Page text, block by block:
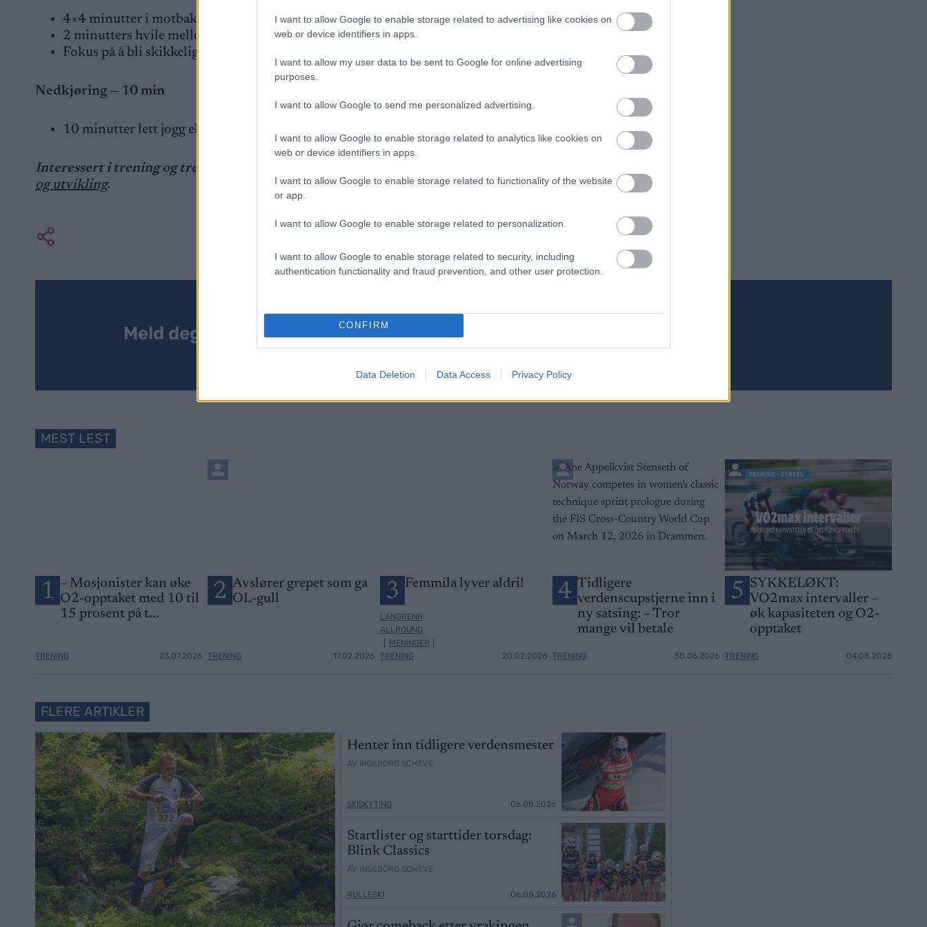
I want to allow Google to enable storage related to advertising like cookies on
web or device identifiers in apps.
I want to allow my user data to be sent to Google for online advertising
purposes.
I want to allow Google to send me personalized advertising.
I want to allow Google to enable storage related to analytics like cookies on
web or device identifiers in apps.
I want to allow Google to enable storage related to functionality of the website
or app.
I want to allow Google to enable storage related to personalization.
I want to allow Google to enable storage related to security, including
authentication functionality and fraud prevention, and other user protection.
CONFIRM
Data Deletion Data Access Privacy Policy
4×4 minutter i motbakke
2 minutters hvile mellom dragene
Fokus på å bli skikkelig sliten
Nedkjøring — 10 min
10 minutter lett jogg eller gange
Interessert i trening og treningstrender?
og utvikling.
Meld deg på vårt nyhetsbrev
MEST LEST
1 – Mosjonister kan øke
O2-opptaket med 10 til
15 prosent på t...
TRENING 23.07.2026
2 Avslører grepet som ga
OL-gull
TRENING 17.02.2026
3 Femmila lyver aldri!
LANGRENN
ALLROUND
MENINGER
TRENING
20.02.2026
4 Tidligere
verdenscupstjerne inn i
ny satsing: – Tror
mange vil betale
TRENING 30.06.2026
5 SYKKELØKT:
VO2max intervaller –
øk kapasiteten og O2-
opptaket
TRENING 04.08.2026
FLERE ARTIKLER
Henter inn tidligere verdensmester
AV INGEBORG SCHEVE
SKISKYTING 06.08.2026
Startlister og starttider torsdag:
Blink Classics
AV INGEBORG SCHEVE
RULLESKI 06.08.2026